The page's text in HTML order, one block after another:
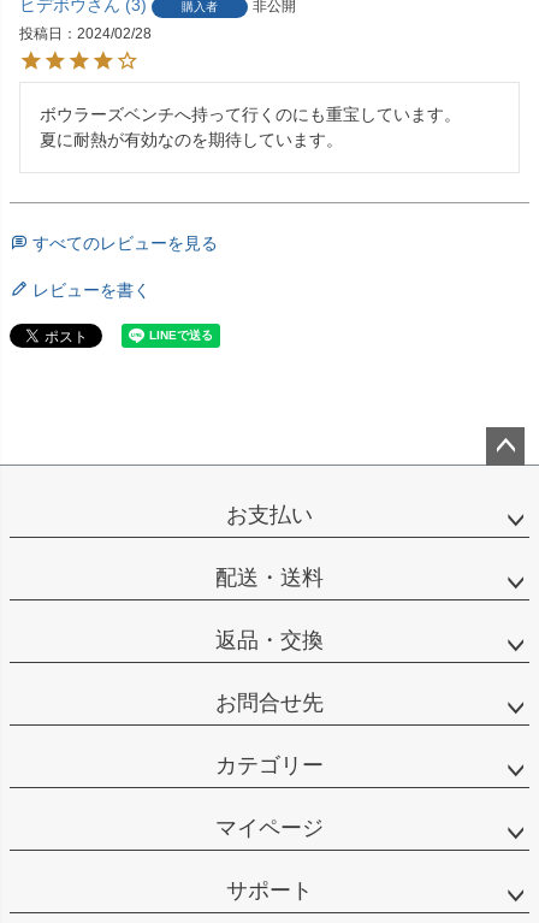
ヒデボウ 3 購入者
非公開
投稿日
2024/02/28
ボウラーズベンチへ持って行くのにも重宝しています。
夏に耐熱が有効なのを期待しています。
すべてのレビューを見る
レビューを書く
ップ
お支払い
配送・送料
返品・交換
お問合せ先
カテゴリー
マイページ
サポート